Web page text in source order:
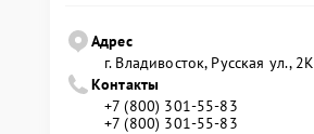
Адрес
г. Владивосток, Русская ул., 2К
Контакты
+7 (800) 301-55-83
+7 (800) 301-55-83